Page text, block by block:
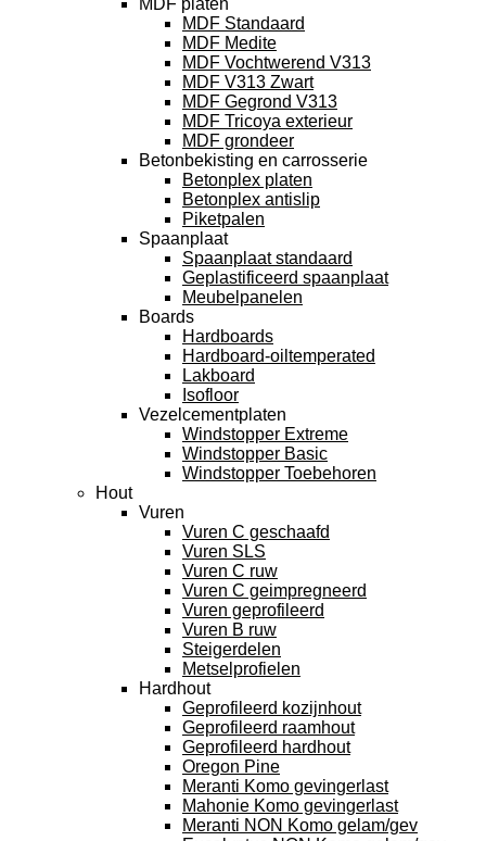
MDF platen
MDF Standaard
MDF Medite
MDF Vochtwerend V313
MDF V313 Zwart
MDF Gegrond V313
MDF Tricoya exterieur
MDF grondeer
Betonbekisting en carrosserie
Betonplex platen
Betonplex antislip
Piketpalen
Spaanplaat
Spaanplaat standaard
Geplastificeerd spaanplaat
Meubelpanelen
Boards
Hardboards
Hardboard-oiltemperated
Lakboard
Isofloor
Vezelcementplaten
Windstopper Extreme
Windstopper Basic
Windstopper Toebehoren
Hout
Vuren
Vuren C geschaafd
Vuren SLS
Vuren C ruw
Vuren C geimpregneerd
Vuren geprofileerd
Vuren B ruw
Steigerdelen
Metselprofielen
Hardhout
Geprofileerd kozijnhout
Geprofileerd raamhout
Geprofileerd hardhout
Oregon Pine
Meranti Komo gevingerlast
Mahonie Komo gevingerlast
Meranti NON Komo gelam/gev